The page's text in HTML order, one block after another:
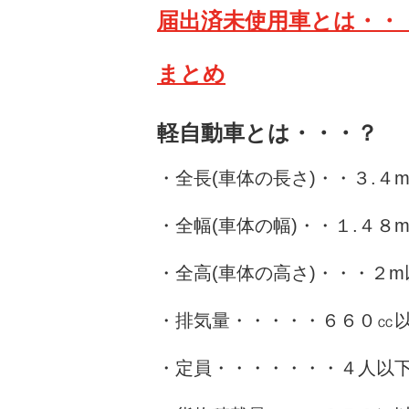
届出済未使用車とは・・
まとめ
軽自動車とは・・・？
・全長(車体の長さ)・・３.４
・全幅(車体の幅)・・１.４８
・全高(車体の高さ)・・・２
・排気量・・・・・６６０㏄
・定員・・・・・・・４人以